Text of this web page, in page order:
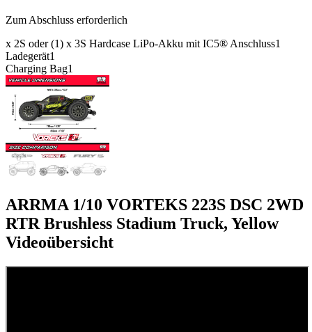
Zum Abschluss erforderlich
x 2S oder (1) x 3S Hardcase LiPo-Akku mit IC5® Anschluss1
Ladegerät1
Charging Bag1
ARRMA 1/10 VORTEKS 223S DSC 2WD
RTR Brushless Stadium Truck, Yellow
Videoübersicht